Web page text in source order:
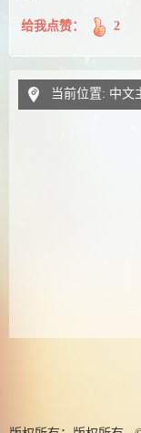
给我点赞： 2
当前位置: 中文